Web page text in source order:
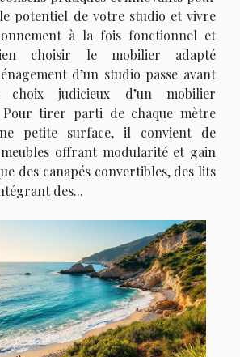
potentiel de votre studio et vivre
à la fois fonctionnel et
choisir le mobilier adapté
d’un studio passe avant
judicieux d’un mobilier
tirer parti de chaque mètre
petite surface, il convient de
offrant modularité et gain
des canapés convertibles, des lits
des...